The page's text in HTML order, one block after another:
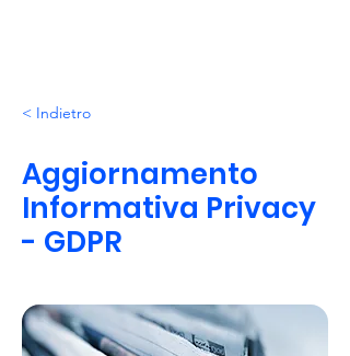
< Indietro
Aggiornamento
Informativa Privacy
- GDPR